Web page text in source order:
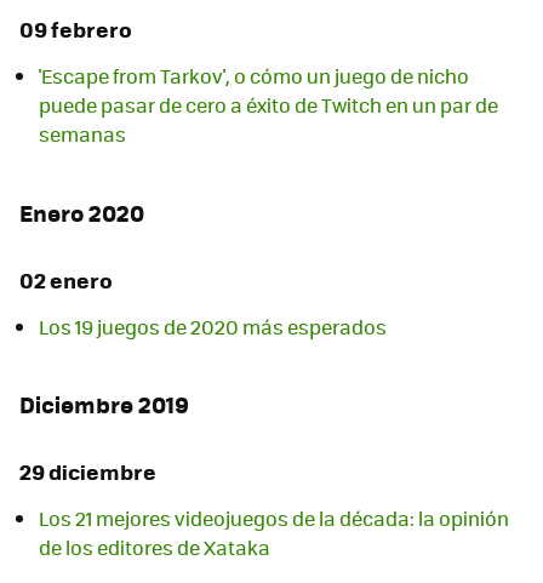
09 febrero
'Escape from Tarkov', o cómo un juego de nicho
puede pasar de cero a éxito de Twitch en un par de
semanas
Enero 2020
02 enero
Los 19 juegos de 2020 más esperados
Diciembre 2019
29 diciembre
Los 21 mejores videojuegos de la década: la opinión
de los editores de Xataka